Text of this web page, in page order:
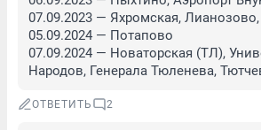
07.09.2023 — Яхромская,
05.09.2024 — Потапово
07.09.2024 — Новаторская (ТЛ),
Народов, Генерала Тюленева,
ОТВЕТИТЬ 2